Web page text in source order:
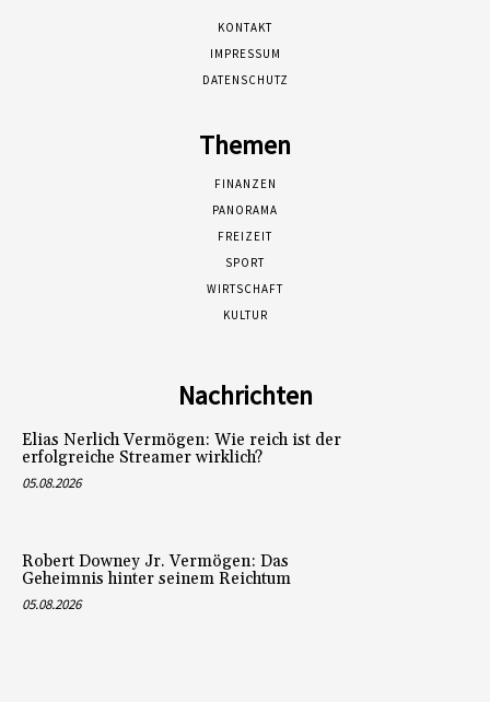
KONTAKT
IMPRESSUM
DATENSCHUTZ
Themen
FINANZEN
PANORAMA
FREIZEIT
SPORT
WIRTSCHAFT
KULTUR
Nachrichten
Elias Nerlich Vermögen: Wie reich ist der
erfolgreiche Streamer wirklich?
05.08.2026
Robert Downey Jr. Vermögen: Das
Geheimnis hinter seinem Reichtum
05.08.2026